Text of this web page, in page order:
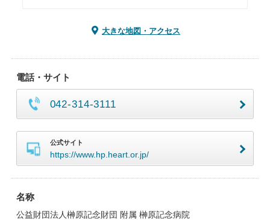
大きな地図・アクセス
電話・サイト
042-314-3111
公式サイト
https://www.hp.heart.or.jp/
名称
公益財団法人榊原記念財団 附属 榊原記念病院